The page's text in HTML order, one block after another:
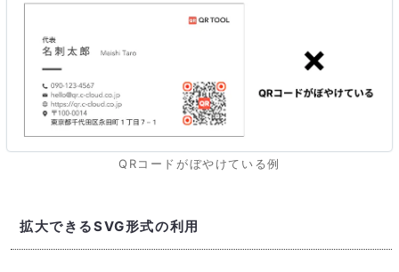
QRコードがぼやけている例
拡大できるSVG形式の利用